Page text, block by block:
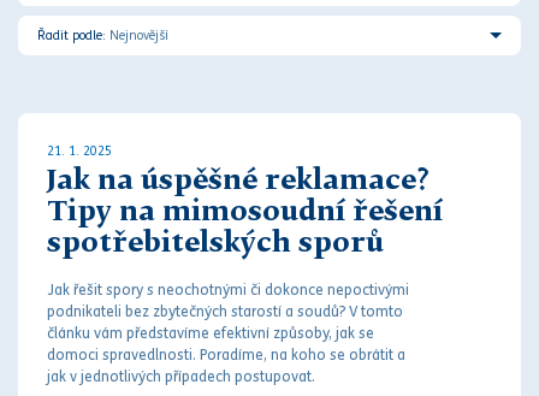
Řadit podle: Nejnovější
21. 1. 2025
Jak na úspěšné reklamace?
Tipy na mimosoudní řešení
spotřebitelských sporů
Jak řešit spory s neochotnými či dokonce nepoctivými
podnikateli bez zbytečných starostí a soudů? V tomto
článku vám představíme efektivní způsoby, jak se
domoci spravedlnosti. Poradíme, na koho se obrátit a
jak v jednotlivých případech postupovat.